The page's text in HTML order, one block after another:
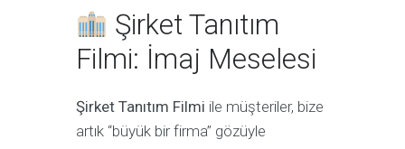
Şirket Tanıtım
Filmi: İmaj Meselesi
Şirket Tanıtım Filmi ile müşteriler, bize
artık “büyük bir firma” gözüyle